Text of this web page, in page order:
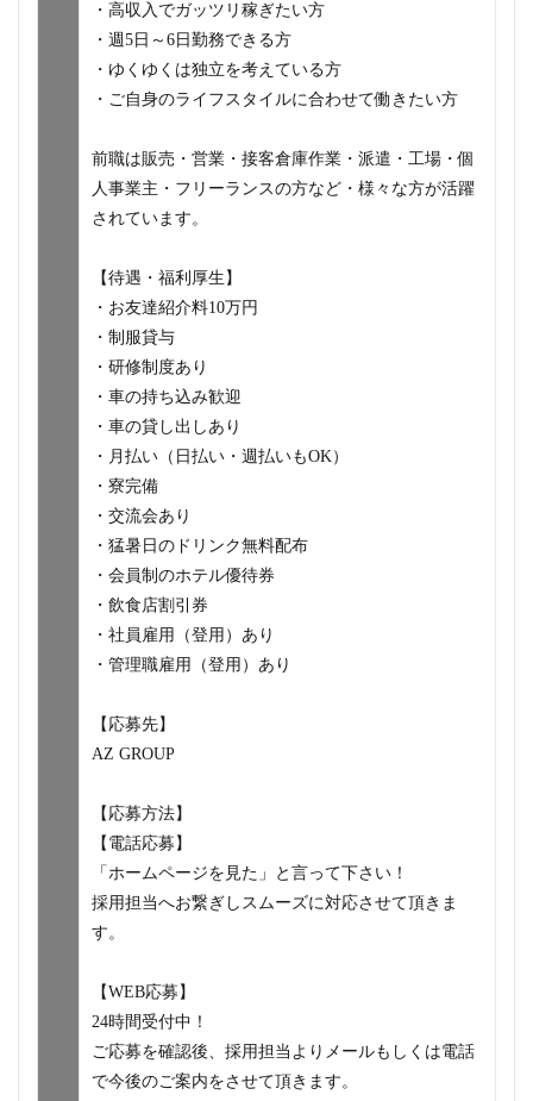
・高収入でガッツリ稼ぎたい方
・週5日～6日勤務できる方
・ゆくゆくは独立を考えている方
・ご自身のライフスタイルに合わせて働きたい方
前職は販売・営業・接客倉庫作業・派遣・工場・個
人事業主・フリーランスの方など・様々な方が活躍
されています。
【待遇・福利厚生】
・お友達紹介料10万円
・制服貸与
・研修制度あり
・車の持ち込み歓迎
・車の貸し出しあり
・月払い（日払い・週払いもOK）
・寮完備
・交流会あり
・猛暑日のドリンク無料配布
・会員制のホテル優待券
・飲食店割引券
・社員雇用（登用）あり
・管理職雇用（登用）あり
【応募先】
AZ GROUP
【応募方法】
【電話応募】
「ホームページを見た」と言って下さい！
採用担当へお繋ぎしスムーズに対応させて頂きま
す。
【WEB応募】
24時間受付中！
ご応募を確認後、採用担当よりメールもしくは電話
で今後のご案内をさせて頂きます。